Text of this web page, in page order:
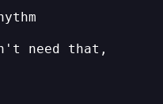
need that,